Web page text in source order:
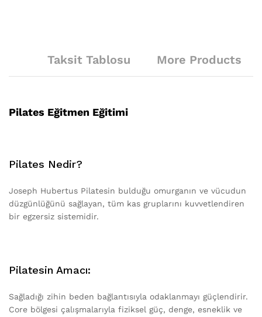
Taksit Tablosu More Products
Pilates Eğitmen Eğitimi
Pilates Nedir?
Joseph Hubertus Pilatesin bulduğu omurganın ve vücudun
düzgünlüğünü sağlayan, tüm kas gruplarını kuvvetlendiren
bir egzersiz sistemidir.
Pilatesin Amacı:
Sağladığı zihin beden bağlantısıyla odaklanmayı güçlendirir.
Core bölgesi çalışmalarıyla fiziksel güç, denge, esneklik ve